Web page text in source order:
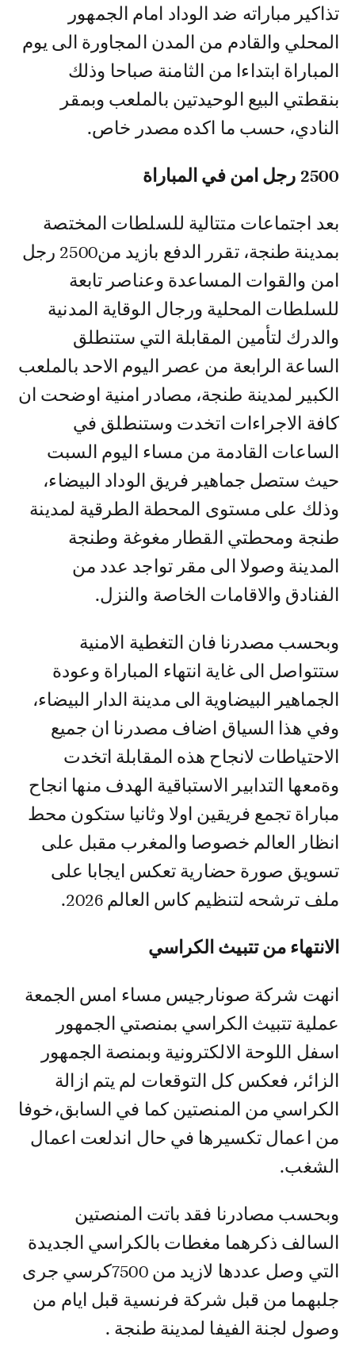
تذاكير مباراته ضد الوداد امام الجمهور
المحلي والقادم من المدن المجاورة الى يوم
المباراة ابتداءا من الثامنة صباحا وذلك
بنقطتي البيع الوحيدتين بالملعب وبمقر
النادي، حسب ما اكده مصدر خاص.
2500 رجل امن في المباراة
بعد اجتماعات متتالية للسلطات المختصة
بمدينة طنجة، تقرر الدفع بازيد من2500 رجل
امن والقوات المساعدة وعناصر تابعة
للسلطات المحلية ورجال الوقاية المدنية
والدرك لتأمين المقابلة التي ستنطلق
الساعة الرابعة من عصر اليوم الاحد بالملعب
الكبير لمدينة طنجة، مصادر امنية اوضحت ان
كافة الاجراءات اتخدت وستنطلق في
الساعات القادمة من مساء اليوم السبت
حيث ستصل جماهير فريق الوداد البيضاء،
وذلك على مستوى المحطة الطرقية لمدينة
طنجة ومحطتي القطار مغوغة وطنجة
المدينة وصولا الى مقر تواجد عدد من
الفنادق والاقامات الخاصة والنزل.
وبحسب مصدرنا فان التغطية الامنية
ستتواصل الى غاية انتهاء المباراة وعودة
الجماهير البيضاوية الى مدينة الدار البيضاء،
وفي هذا السياق اضاف مصدرنا ان جميع
الاحتياطات لانجاح هذه المقابلة اتخدت
وةمعها التدابير الاستباقية الهدف منها انجاح
مباراة تجمع فريقين اولا وثانيا ستكون محط
انظار العالم خصوصا والمغرب مقبل على
تسويق صورة حضارية تعكس ايجابا على
ملف ترشحه لتنظيم كاس العالم 2026.
الانتهاء من تتبيث الكراسي
انهت شركة صونارجيس مساء امس الجمعة
عملية تتبيث الكراسي بمنصتي الجمهور
اسفل اللوحة الالكترونية وبمنصة الجمهور
الزائر، فعكس كل التوقعات لم يتم ازالة
الكراسي من المنصتين كما في السابق،خوفا
من اعمال تكسيرها في حال اندلعت اعمال
الشغب.
وبحسب مصادرنا فقد باتت المنصتين
السالف ذكرهما مغطات بالكراسي الجديدة
التي وصل عددها لازيد من 7500كرسي جرى
جلبهما من قبل شركة فرنسية قبل ايام من
وصول لجنة الفيفا لمدينة طنجة .